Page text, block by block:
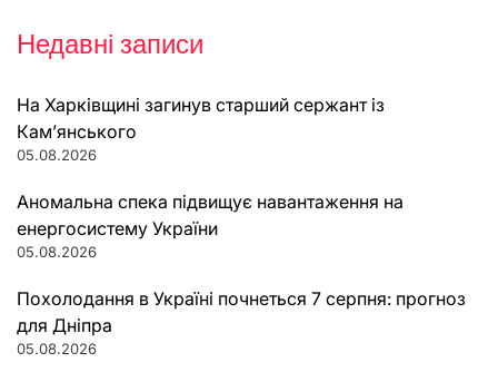
Недавні записи
На Харківщині загинув старший сержант із
Кам’янського
05.08.2026
Аномальна спека підвищує навантаження на
енергосистему України
05.08.2026
Похолодання в Україні почнеться 7 серпня: прогноз
для Дніпра
05.08.2026